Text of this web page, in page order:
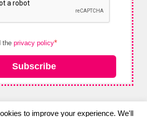
theprivacy policy*
Subscribe
to improve your experience. We'll